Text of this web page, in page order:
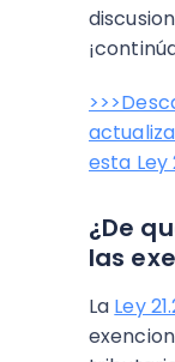
esta Ley
¿De
las
La Ley